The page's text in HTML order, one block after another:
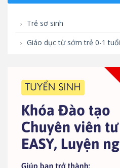
Trẻ sơ sinh
Giáo dục từ sớm trẻ 0-1 tuổi